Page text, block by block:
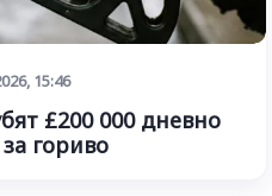
15:46
£200 000 дневно
гориво